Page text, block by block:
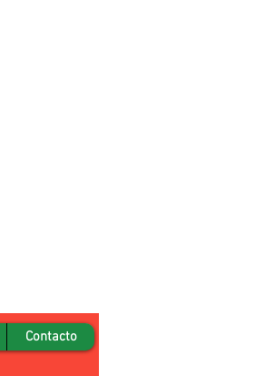
Contacto